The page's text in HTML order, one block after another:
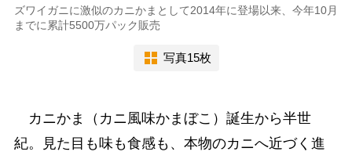
ズワイガニに激似のカニかまとして2014年に登場以来、今年10月
までに累計5500万パック販売
写真15枚
カニかま（カニ風味かまぼこ）誕生から半世
紀。見た目も味も食感も、本物のカニへ近づく進